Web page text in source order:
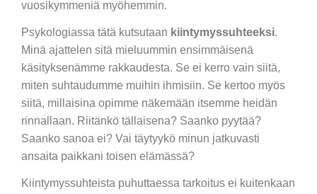
vuosikymmeniä myöhemmin.
Psykologiassa tätä kutsutaan kiintymyssuhteeksi.
Minä ajattelen sitä mieluummin ensimmäisenä
käsityksenämme rakkaudesta. Se ei kerro vain siitä,
miten suhtaudumme muihin ihmisiin. Se kertoo myös
siitä, millaisina opimme näkemään itsemme heidän
rinnallaan. Riitänkö tällaisena? Saanko pyytää?
Saanko sanoa ei? Vai täytyykö minun jatkuvasti
ansaita paikkani toisen elämässä?
Kiintymyssuhteista puhuttaessa tarkoitus ei kuitenkaan